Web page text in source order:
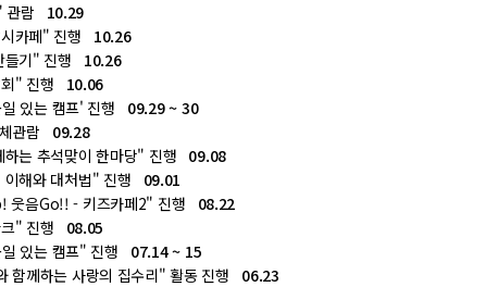
관람 10.29
카페" 진행 10.26
들기" 진행 10.26
" 진행 10.06
있는 캠프' 진행 09.29 ~ 30
관람 09.28
는 추석맞이 한마당" 진행 09.08
해와 대처법" 진행 09.01
웃음Go!! - 키즈카페2" 진행 08.22
" 진행 08.05
있는 캠프" 진행 07.14 ~ 15
함께하는 사랑의 집수리" 활동 진행 06.23